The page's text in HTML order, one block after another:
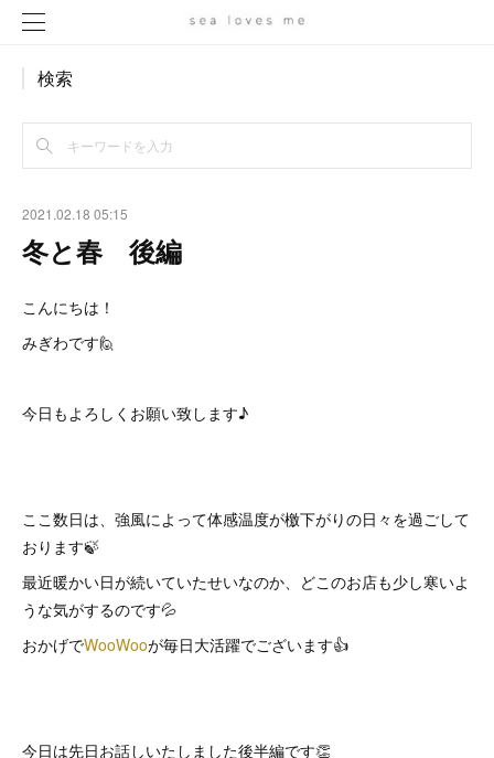
検索
2021.02.18 05:15
冬と春 後編
こんにちは！
みぎわです🙋
今日もよろしくお願い致します♪
ここ数日は、強風によって体感温度が檄下がりの日々を過ごして
おります🍃
最近暖かい日が続いていたせいなのか、どこのお店も少し寒いよ
うな気がするのです💦
おかげでWooWooが毎日大活躍でございます👍
今日は先日お話しいたしました後半編です👏